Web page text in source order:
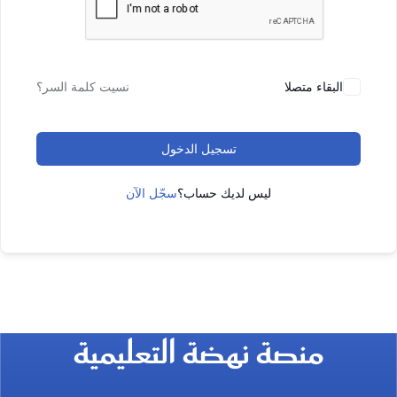
البقاء متصلا نسيت كلمة السر؟
تسجيل الدخول
ليس لديك حساب؟سجّل الآن
منصة نهضة التعليمية